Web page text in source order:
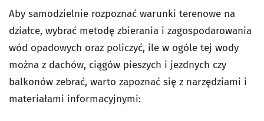
Aby samodzielnie rozpoznać warunki terenowe na
działce, wybrać metodę zbierania i zagospodarowania
wód opadowych oraz policzyć, ile w ogóle tej wody
można z dachów, ciągów pieszych i jezdnych czy
balkonów zebrać, warto zapoznać się z narzędziami i
materiałami informacyjnymi: